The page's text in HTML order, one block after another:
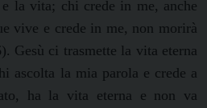
la vita; chi crede in me, anche
vive e crede in me, non morirà
Gesù ci trasmette la vita eterna
ascolta la mia parola e crede a
ha la vita eterna e non va